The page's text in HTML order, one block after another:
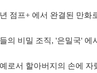
점프+ 에서 완결된 만화
의 비밀 조직, '은밀국' 에
로서 할아버지의 손에